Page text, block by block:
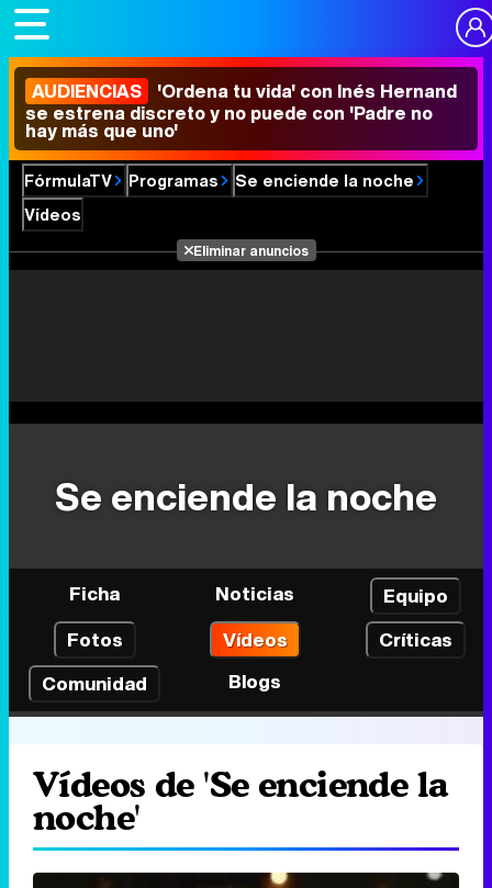
AUDIENCIAS 'Ordena tu vida' con Inés Hernand
se estrena discreto y no puede con 'Padre no
hay más que uno'
FórmulaTV Programas
Se enciende la noche
Vídeos
Eliminar anuncios
Se enciende la noche
Ficha Noticias
Equipo
Fotos
Vídeos
Críticas
Comunidad
Blogs
Vídeos de 'Se enciende la
noche'